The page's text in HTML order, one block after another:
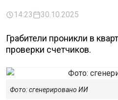
14:23 30.10.2025
Грабители проникли в
проверки счетчиков.
Фото: сгенерировано ИИ